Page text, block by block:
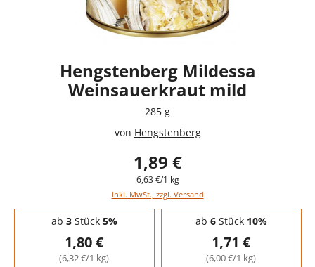
Hengstenberg Mildessa
Weinsauerkraut mild
285 g
von Hengstenberg
1,89 €
6,63 €/1 kg
inkl. MwSt., zzgl. Versand
Staffelpreise - Mengenrabatt
ab 3Stück 5%
1,80 €
(6,32 €/1 kg)
ab 6Stück 10%
1,71 €
(6,00 €/1 kg)